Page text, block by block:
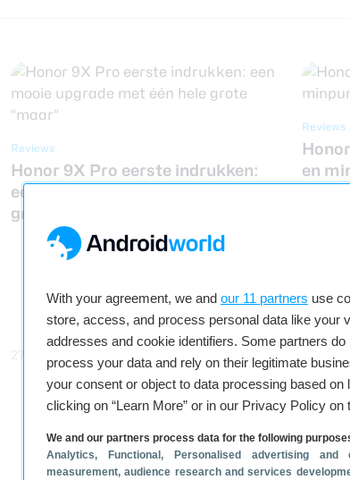
With your agreement, we and our 11 partners use
store, access, and process personal data like your
addresses and cookie identifiers. Some partners
process your data and rely on their legitimate
your consent or object to data processing based
clicking on “Learn More” or in our Privacy Policy on
We and our partners process data for the following
Analytics, Functional , Personalised advertising and
measurement, audience research and services
Reviews
Honor 9X Pro eerste indrukken:
een mooie upgrade met één hele
grote “maar”
Reviews
en
16